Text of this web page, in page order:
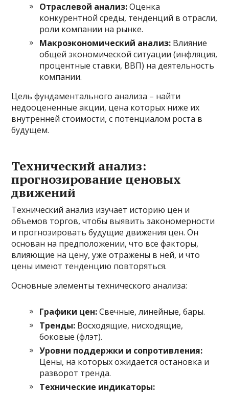
Отраслевой анализ:Оценка
конкурентной среды, тенденций в отрасли,
роли компании на рынке.
Макроэкономический анализ: Влияние
общей экономической ситуации (инфляция,
процентные ставки, ВВП) на деятельность
компании.
Цель фундаментального анализа – найти
недооцененные акции, цена которых ниже их
внутренней стоимости, с потенциалом роста в
будущем.
Технический анализ:
прогнозирование ценовых
движений
Технический анализ изучает историю цен и
объемов торгов, чтобы выявить закономерности
и прогнозировать будущие движения цен. Он
основан на предположении, что все факторы,
влияющие на цену, уже отражены в ней, и что
цены имеют тенденцию повторяться.
Основные элементы технического анализа:
Графики цен:Свечные, линейные, бары.
Тренды: Восходящие, нисходящие,
боковые (флэт).
Уровни поддержки и сопротивления:
Цены, на которых ожидается остановка и
разворот тренда.
Технические индикаторы: